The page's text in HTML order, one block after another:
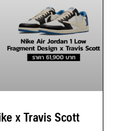
x Travis Scott